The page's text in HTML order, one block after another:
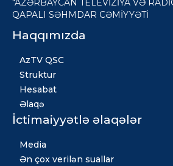
"AZƏRBAYCAN TELEVİZİYA VƏ
QAPALI SƏHMDAR CƏMİYYƏTİ
Haqqımızda
AzTV QSC
Struktur
Hesabat
Əlaqə
İctimaiyyətlə əlaqələr
Media
Ən çox verilən suallar